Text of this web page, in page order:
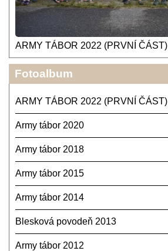
ARMY TÁBOR 2022 (PRVNÍ ČÁST)
Fotoalbum
ARMY TÁBOR 2022 (PRVNÍ ČÁST)
Army tábor 2020
Army tábor 2018
Army tábor 2015
Army tábor 2014
Blesková povodeň 2013
Army tábor 2012